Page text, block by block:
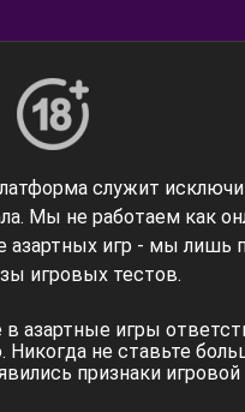
служит
Мы не работаем как
азартных игр - мы лишь
игровых тестов.
в азартные игры
не ставьте
признаки